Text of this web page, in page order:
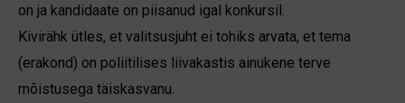
on ja kandidaate on piisanud igal konkursil.
Kivirähk ütles, et valitsusjuht ei tohiks arvata, et tema
(erakond) on poliitilises liiva­kastis ainukene terve
mõistusega täis­kasvanu.